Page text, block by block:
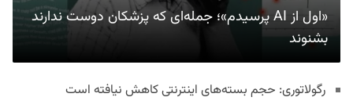
«اول از AI پرسیدم»؛ جمله‌ای که پزشکان دوست ندارند
بشنوند
رگولاتوری: حجم بسته‌های اینترنتی کاهش نیافته است